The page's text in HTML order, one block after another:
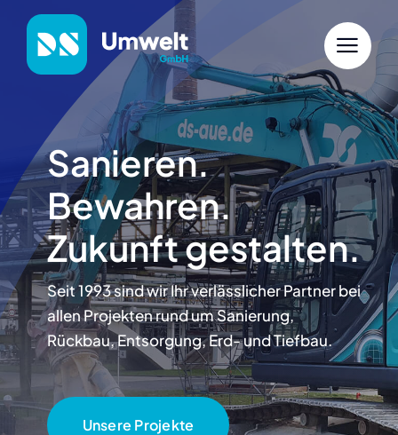
Inhalt
springen
Sanieren.
Bewahren.
Zukunft gestalten.
Seit 1993 sind wir Ihr verlässlicher Partner bei
allen Projekten rund um Sanierung,
Rückbau, Entsorgung, Erd- und Tiefbau.
Unsere Projekte